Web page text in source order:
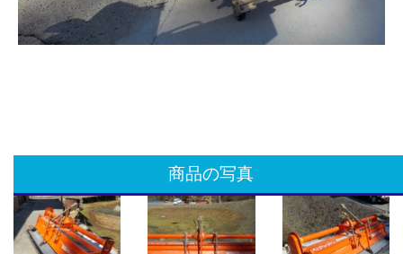
商品の写真